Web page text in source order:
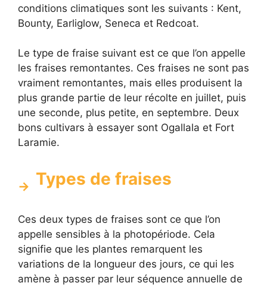
conditions climatiques sont les suivants : Kent,
Bounty, Earliglow, Seneca et Redcoat.
Le type de fraise suivant est ce que l’on appelle
les fraises remontantes. Ces fraises ne sont pas
vraiment remontantes, mais elles produisent la
plus grande partie de leur récolte en juillet, puis
une seconde, plus petite, en septembre. Deux
bons cultivars à essayer sont Ogallala et Fort
Laramie.
Types de fraises
Ces deux types de fraises sont ce que l’on
appelle sensibles à la photopériode. Cela
signifie que les plantes remarquent les
variations de la longueur des jours, ce qui les
amène à passer par leur séquence annuelle de